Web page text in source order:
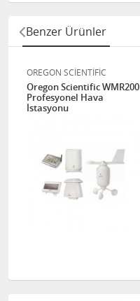
Benzer Ürünler
OREGON SCİENTİFİC
Oregon Scientific WMR200
Profesyonel Hava
İstasyonu